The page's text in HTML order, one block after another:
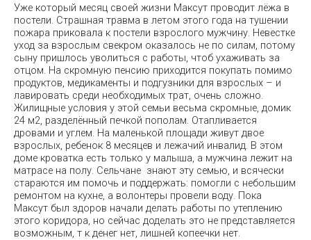
Уже который месяц своей жизни Максут проводит лёжа в
постели. Страшная травма в летом этого года на тушении
пожара приковала к постели взрослого мужчину. Невестке
уход за взрослым свекром оказалось не по силам, потому
сыну пришлось уволиться с работы, чтоб ухаживать за
отцом. На скромную пенсию приходится покупать помимо
продуктов, медикаменты и подгузники для взрослых – и
лавировать среди необходимых трат, очень сложно.
Жилищные условия у этой семьи весьма скромные, домик
24 м2, разделённый печкой пополам. Отапливается
дровами и углем. На маленькой площади живут двое
взрослых, ребенок 8 месяцев и лежачий инвалид. В этом
доме кроватка есть только у малыша, а мужчина лежит на
матрасе на полу. Сельчане знают эту семью, и всячески
стараются им помочь и поддержать: помогли с небольшим
ремонтом на кухне, а волонтеры провели воду. Пока
Максут был здоров начали делать работы по утеплению
этого коридора, но сейчас доделать это не представляется
возможным, т к денег нет, лишней копеечки нет.